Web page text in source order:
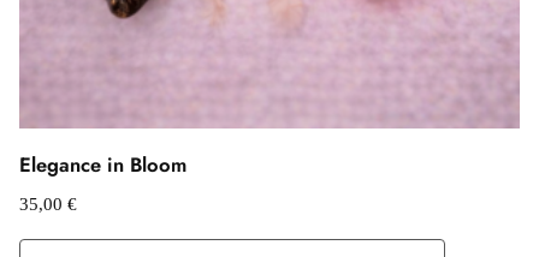
Elegance in Bloom
35,00 €